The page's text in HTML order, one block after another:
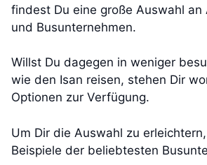
findest Du eine große Auswahl
und Busunternehmen.
Willst Du dagegen in weniger
wie den Isan reisen, stehen Dir
Optionen zur Verfügung.
Um Dir die Auswahl zu
Beispiele der beliebtesten